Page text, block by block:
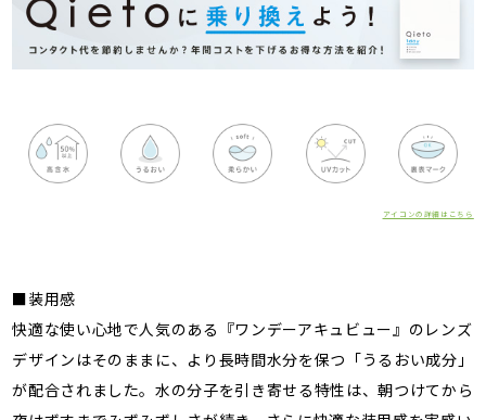
アイコンの詳細はこちら
■装用感
快適な使い心地で人気のある『ワンデーアキュビュー』のレンズ
デザインはそのままに、より長時間水分を保つ「うるおい成分」
が配合されました。水の分子を引き寄せる特性は、朝つけてから